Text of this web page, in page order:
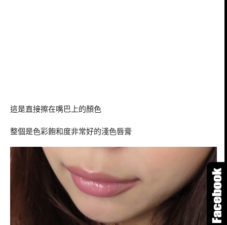
這是直接擦在嘴巴上的顏色
整個是色彩飽和度非常好的淺色唇膏